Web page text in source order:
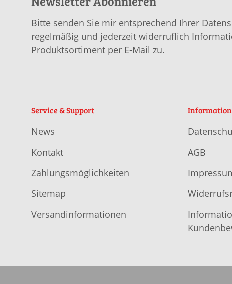
Bitte senden Sie mir entsprechend Ihrer
regelmäßig und jederzeit widerruflich
Produktsortiment per E-Mail zu.
Service & Support
News
Kontakt
Zahlungsmöglichkeiten
Sitemap
Versandinformationen
AGB